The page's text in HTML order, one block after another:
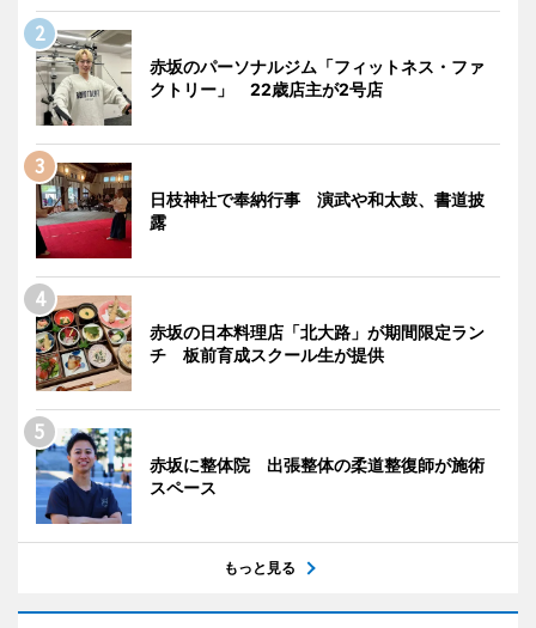
赤坂のパーソナルジム「フィットネス・ファ
クトリー」 22歳店主が2号店
日枝神社で奉納行事 演武や和太鼓、書道披
露
赤坂の日本料理店「北大路」が期間限定ラン
チ 板前育成スクール生が提供
赤坂に整体院 出張整体の柔道整復師が施術
スペース
もっと見る